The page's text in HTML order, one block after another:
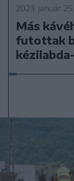
2023. január
Más
futottak